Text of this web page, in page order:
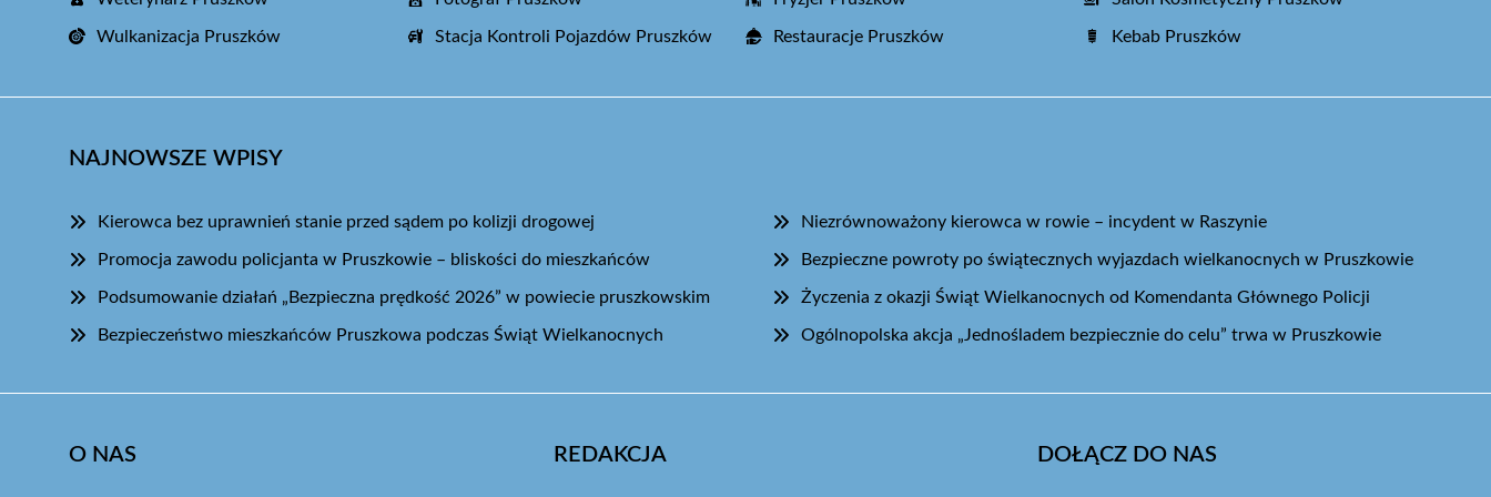
Wulkanizacja Pruszków Stacja Kontroli Pojazdów Pruszków Restauracje Pruszków Kebab Pruszków
NAJNOWSZE WPISY
Kierowca bez uprawnień stanie przed sądem po kolizji drogowej Niezrównoważony kierowca w rowie – incydent w Raszynie
Promocja zawodu policjanta w Pruszkowie – bliskości do mieszkańców Bezpieczne powroty po świątecznych wyjazdach wielkanocnych w Pruszkowie
Podsumowanie działań „Bezpieczna prędkość 2026” w powiecie pruszkowskim Życzenia z okazji Świąt Wielkanocnych od Komendanta Głównego Policji
Bezpieczeństwo mieszkańców Pruszkowa podczas Świąt Wielkanocnych Ogólnopolska akcja „Jednośladem bezpiecznie do celu” trwa w Pruszkowie
O NAS REDAKCJA DOŁĄCZ DO NAS